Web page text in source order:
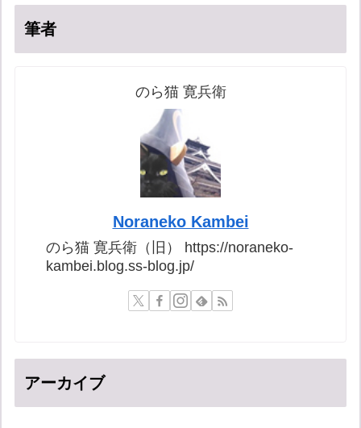
筆者
のら猫 寛兵衛
Noraneko Kambei
のら猫 寛兵衛（旧） https://noraneko-
kambei.blog.ss-blog.jp/
アーカイブ